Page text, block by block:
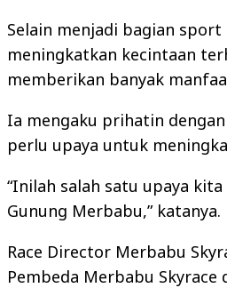
Selain menjadi bagian
meningkatkan kecintaan
memberikan banyak
Ia mengaku prihatin
perlu upaya untuk
“Inilah salah satu upaya
Gunung Merbabu,” katanya.
Race Director Merbabu
Pembeda Merbabu